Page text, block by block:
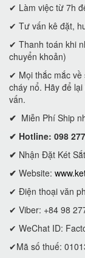
✔ Làm việc từ 7h
✔ Tư vấn kê đặt,
✔ Thanh toán khi
chuyển khoản)
✔ Mọi thắc mắc về
cháy nổ. Hãy để
vấn.
✔ Miễn Phí Ship
✔ Hotline: 098
✔ Nhận Đặt Két
✔ Website:
✔ Điện thoại văn
✔ Viber: +84 98
✔ WeChat ID:
✔Mã số thuế: